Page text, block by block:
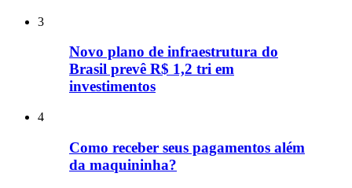
3
Novo plano de infraestrutura do
Brasil prevê R$ 1,2 tri em
investimentos
4
Como receber seus pagamentos além
da maquininha?